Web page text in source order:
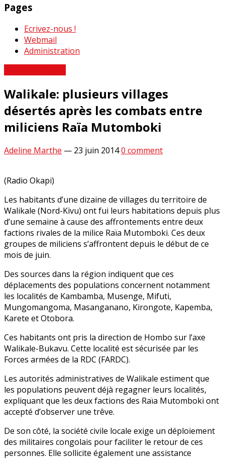
Pages
Ecrivez-nous !
Webmail
Administration
Walikale: plusieurs villages
désertés après les combats entre
miliciens Raïa Mutomboki
Adeline Marthe — 23 juin 20140 comment
(Radio Okapi)
Les habitants d’une dizaine de villages du territoire de
Walikale (Nord-Kivu) ont fui leurs habitations depuis plus
d’une semaine à cause des affrontements entre deux
factions rivales de la milice Raïa Mutomboki. Ces deux
groupes de miliciens s’affrontent depuis le début de ce
mois de juin.
Des sources dans la région indiquent que ces
déplacements des populations concernent notamment
les localités de Kambamba, Musenge, Mifuti,
Mungomangoma, Masanganano, Kirongote, Kapemba,
Karete et Otobora.
Ces habitants ont pris la direction de Hombo sur l’axe
Walikale-Bukavu. Cette localité est sécurisée par les
Forces armées de la RDC (FARDC).
Les autorités administratives de Walikale estiment que
les populations peuvent déjà regagner leurs localités,
expliquant que les deux factions des Raïa Mutomboki ont
accepté d’observer une trêve.
De son côté, la société civile locale exige un déploiement
des militaires congolais pour faciliter le retour de ces
personnes. Elle sollicite également une assistance